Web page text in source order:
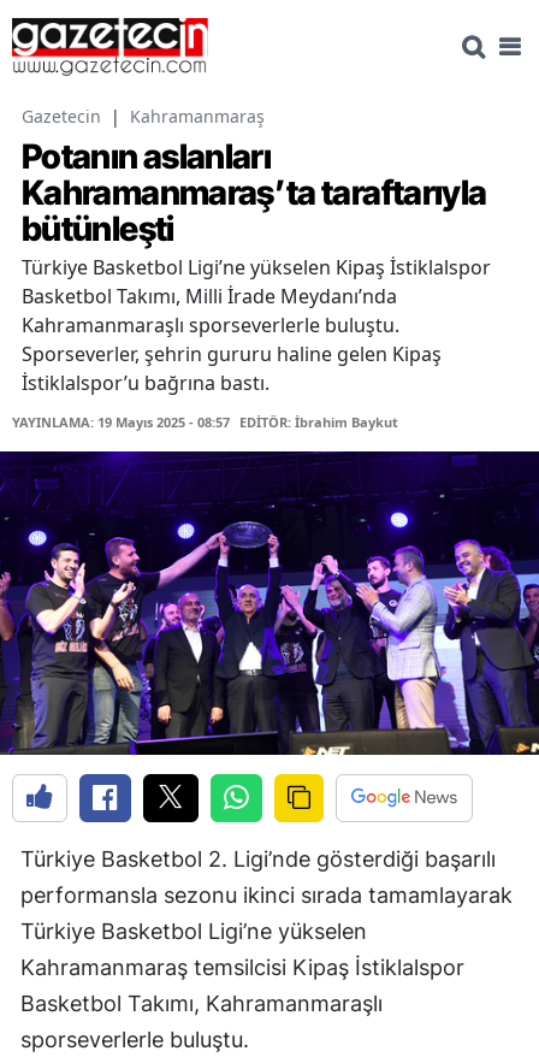
Gazetecin | Kahramanmaraş
Potanın aslanları
Kahramanmaraş’ta taraftarıyla
bütünleşti
Türkiye Basketbol Ligi’ne yükselen Kipaş İstiklalspor
Basketbol Takımı, Milli İrade Meydanı’nda
Kahramanmaraşlı sporseverlerle buluştu.
Sporseverler, şehrin gururu haline gelen Kipaş
İstiklalspor’u bağrına bastı.
YAYINLAMA: 19 Mayıs 2025 - 08:57 EDİTÖR: İbrahim Baykut
Türkiye Basketbol 2. Ligi’nde gösterdiği başarılı
performansla sezonu ikinci sırada tamamlayarak
Türkiye Basketbol Ligi’ne yükselen
Kahramanmaraş temsilcisi Kipaş İstiklalspor
Basketbol Takımı, Kahramanmaraşlı
sporseverlerle buluştu.